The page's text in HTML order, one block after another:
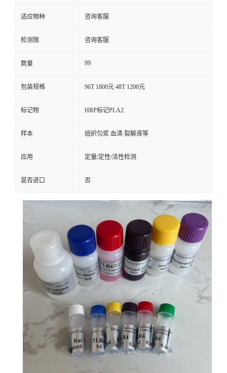
适应物种 咨询客服
检测限 咨询客服
数量 99
包装规格 96T 1800元 48T 1200元
标记物 HRP标记PLA2
样本 组织匀浆 血清 裂解液等
应用 定量/定性/活性检测
是否进口 否